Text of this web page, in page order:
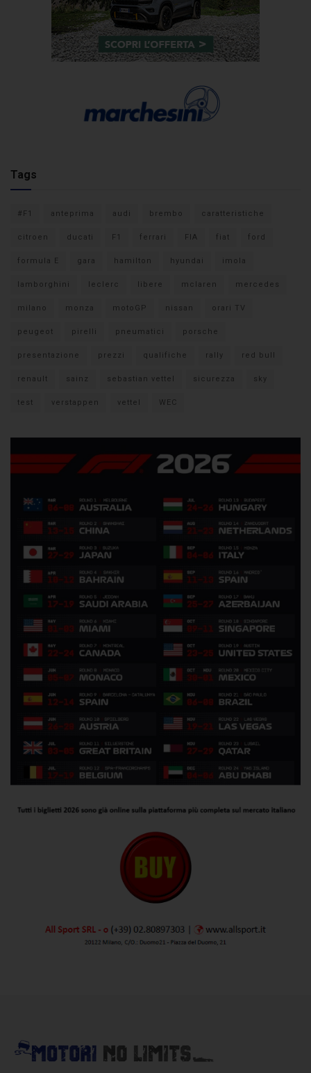
Tags
#F1 anteprima audi brembo caratteristiche
citroen ducati F1 ferrari FIA fiat ford
formula E gara hamilton hyundai imola
lamborghini leclerc libere mclaren mercedes
milano monza motoGP nissan orari TV
peugeot pirelli pneumatici porsche
presentazione prezzi qualifiche rally red bull
renault sainz sebastian vettel sicurezza sky
test verstappen vettel WEC